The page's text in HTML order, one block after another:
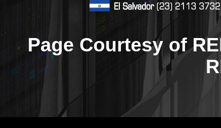
Page Courtesy of